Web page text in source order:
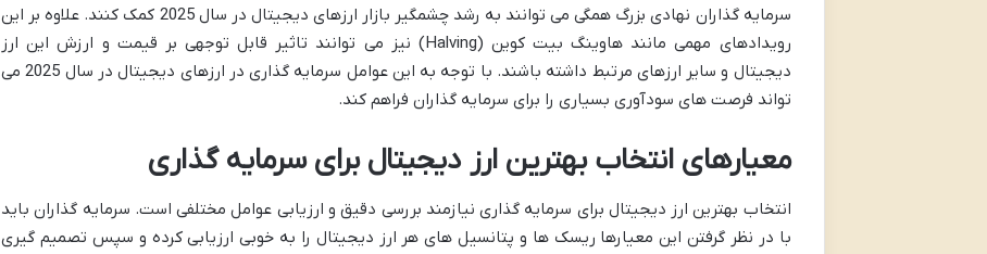
سرمایه گذاران نهادی بزرگ همگی می توانند به رشد چشمگیر بازار ارزهای دیجیتال در سال 2025 کمک کنند. علاوه بر این
رویدادهای مهمی مانند هاوینگ بیت کوین (Halving) نیز می توانند تاثیر قابل توجهی بر قیمت و ارزش این ارز
دیجیتال و سایر ارزهای مرتبط داشته باشند. با توجه به این عوامل سرمایه گذاری در ارزهای دیجیتال در سال 2025 می
تواند فرصت های سودآوری بسیاری را برای سرمایه گذاران فراهم کند.
معیارهای انتخاب بهترین ارز دیجیتال برای سرمایه گذاری
انتخاب بهترین ارز دیجیتال برای سرمایه گذاری نیازمند بررسی دقیق و ارزیابی عوامل مختلفی است. سرمایه گذاران باید
با در نظر گرفتن این معیارها ریسک ها و پتانسیل های هر ارز دیجیتال را به خوبی ارزیابی کرده و سپس تصمیم گیری